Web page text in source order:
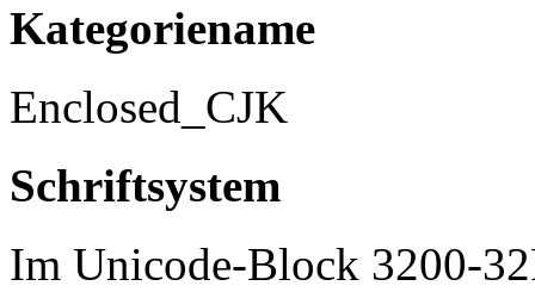
Kategoriename
Enclosed_CJK
Schriftsystem
Im Unicode-Block 3200-